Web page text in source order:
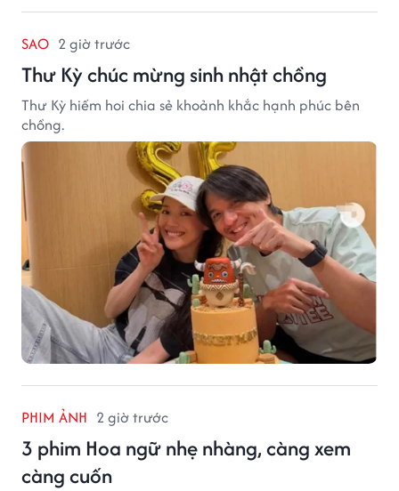
SAO 2 giờ trước
Thư Kỳ chúc mừng sinh nhật chồng
Thư Kỳ hiếm hoi chia sẻ khoảnh khắc hạnh phúc bên
chồng.
PHIM ẢNH 2 giờ trước
3 phim Hoa ngữ nhẹ nhàng, càng xem
càng cuốn